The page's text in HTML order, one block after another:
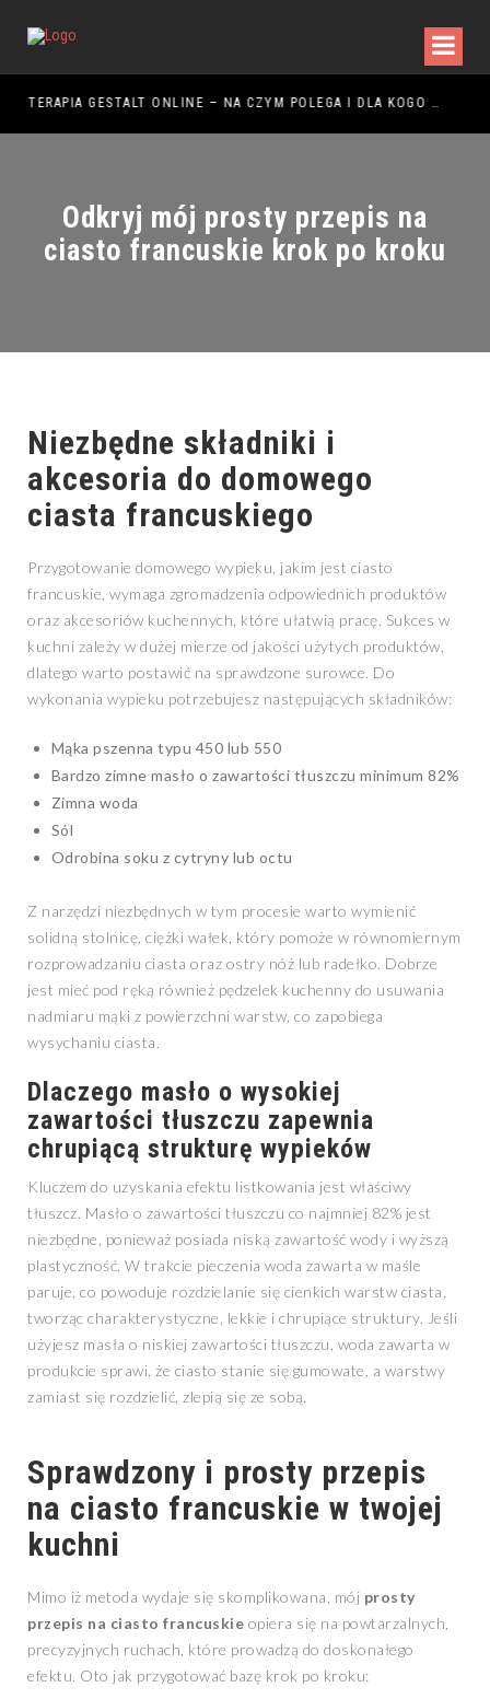
TERAPIA GESTALT ONLINE – NA CZYM POLEGA I DLA KOGO JEST ODPOWIEDNIA?
Odkryj mój prosty przepis na
ciasto francuskie krok po kroku
Niezbędne składniki i
akcesoria do domowego
ciasta francuskiego
Przygotowanie domowego wypieku, jakim jest ciasto
francuskie, wymaga zgromadzenia odpowiednich produktów
oraz akcesoriów kuchennych, które ułatwią pracę. Sukces w
kuchni zależy w dużej mierze od jakości użytych produktów,
dlatego warto postawić na sprawdzone surowce. Do
wykonania wypieku potrzebujesz następujących składników:
Mąka pszenna typu 450 lub 550
Bardzo zimne masło o zawartości tłuszczu minimum 82%
Zimna woda
Sól
Odrobina soku z cytryny lub octu
Z narzędzi niezbędnych w tym procesie warto wymienić
solidną stolnicę, ciężki wałek, który pomoże w równomiernym
rozprowadzaniu ciasta oraz ostry nóż lub radełko. Dobrze
jest mieć pod ręką również pędzelek kuchenny do usuwania
nadmiaru mąki z powierzchni warstw, co zapobiega
wysychaniu ciasta.
Dlaczego masło o wysokiej
zawartości tłuszczu zapewnia
chrupiącą strukturę wypieków
Kluczem do uzyskania efektu listkowania jest właściwy
tłuszcz. Masło o zawartości tłuszczu co najmniej 82% jest
niezbędne, ponieważ posiada niską zawartość wody i wyższą
plastyczność. W trakcie pieczenia woda zawarta w maśle
paruje, co powoduje rozdzielanie się cienkich warstw ciasta,
tworząc charakterystyczne, lekkie i chrupiące struktury. Jeśli
użyjesz masła o niskiej zawartości tłuszczu, woda zawarta w
produkcie sprawi, że ciasto stanie się gumowate, a warstwy
zamiast się rozdzielić, zlepią się ze sobą.
Sprawdzony i prosty przepis
na ciasto francuskie w twojej
kuchni
Mimo iż metoda wydaje się skomplikowana, mój prosty
przepis na ciasto francuskie opiera się na powtarzalnych,
precyzyjnych ruchach, które prowadzą do doskonałego
efektu. Oto jak przygotować bazę krok po kroku: